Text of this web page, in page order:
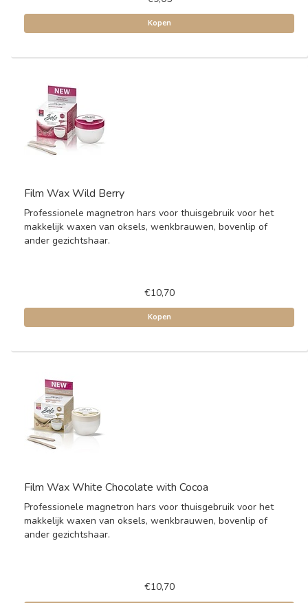
Kopen
Film Wax Wild Berry
Professionele magnetron hars voor thuisgebruik voor het
makkelijk waxen van oksels, wenkbrauwen, bovenlip of
ander gezichtshaar.
€10,70
Kopen
Film Wax White Chocolate with Cocoa
Professionele magnetron hars voor thuisgebruik voor het
makkelijk waxen van oksels, wenkbrauwen, bovenlip of
ander gezichtshaar.
€10,70